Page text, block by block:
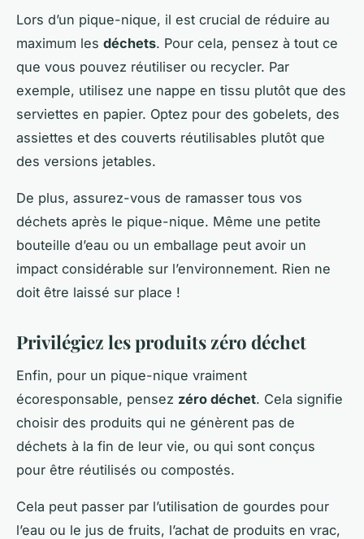
Lors d’un pique-nique, il est crucial de réduire au
maximum les déchets. Pour cela, pensez à tout ce
que vous pouvez réutiliser ou recycler. Par
exemple, utilisez une nappe en tissu plutôt que des
serviettes en papier. Optez pour des gobelets, des
assiettes et des couverts réutilisables plutôt que
des versions jetables.
De plus, assurez-vous de ramasser tous vos
déchets après le pique-nique. Même une petite
bouteille d’eau ou un emballage peut avoir un
impact considérable sur l’environnement. Rien ne
doit être laissé sur place !
Privilégiez les produits zéro déchet
Enfin, pour un pique-nique vraiment
écoresponsable, pensez zéro déchet. Cela signifie
choisir des produits qui ne génèrent pas de
déchets à la fin de leur vie, ou qui sont conçus
pour être réutilisés ou compostés.
Cela peut passer par l’utilisation de gourdes pour
l’eau ou le jus de fruits, l’achat de produits en vrac,